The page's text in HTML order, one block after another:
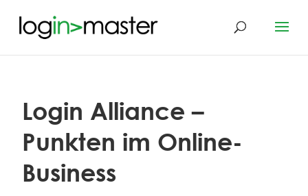
Login Alliance –
Punkten im Online-
Business